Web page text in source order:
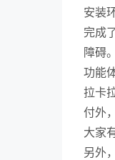
安装
完成
障碍。
功能
拉卡
付外
大家
另外